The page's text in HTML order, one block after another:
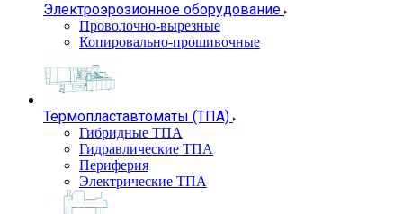
Электроэрозионное оборудование
Проволочно-вырезные
Копировально-прошивочные
Термопластавтоматы (ТПА)
Гибридные ТПА
Гидравлические ТПА
Периферия
Электрические ТПА